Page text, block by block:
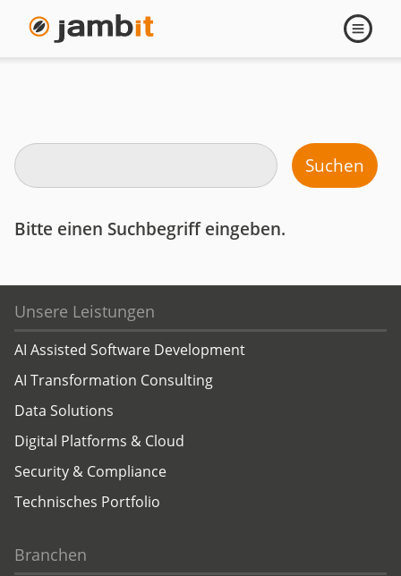
Suche
öffnen
Suchen
Bitte einen Suchbegriff eingeben.
Unsere Leistungen
AI Assisted Software Development
AI Transformation Consulting
Data Solutions
Digital Platforms & Cloud
Security & Compliance
Technisches Portfolio
Branchen